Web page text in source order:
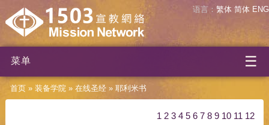
语言： 繁体 简体 ENG
菜单 ☰
首页» 装备学院 » 在线圣经» 耶利米书
1 2 3 4 5 6 7 8 9 10 11 12